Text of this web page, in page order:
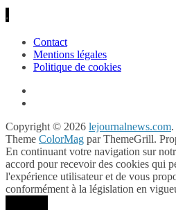
.
Contact
Mentions légales
Politique de cookies
Copyright © 2026 lejournalnews.com
Theme ColorMag par ThemeGrill.
En continuant votre navigation sur
accord pour recevoir des cookies qui
l'expérience utilisateur et de vous
conformément à la législation en